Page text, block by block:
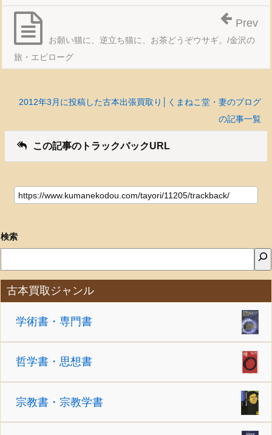
お願い猫に、逆立ち猫に、お茶どうぞウサギ。/金沢の
旅・エピローグ
Prev
2012年3月に投稿した古本出張買取り│くまねこ堂・妻のブログ
の記事一覧
この記事のトラックバックURL
検索
古本買取ジャンル
学術書・専門書
哲学書・思想書
宗教書・宗教学書